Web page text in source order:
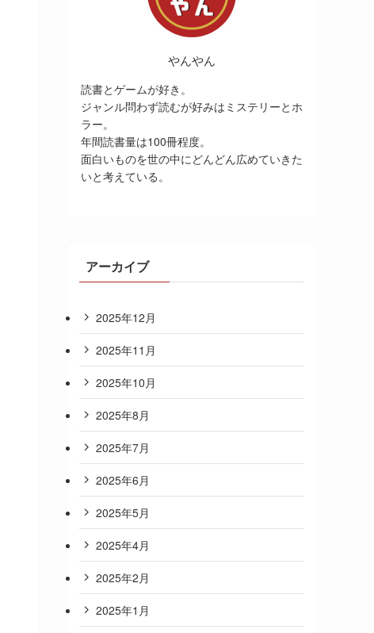
やんやん
読書とゲームが好き。
ジャンル問わず読むが好みはミステリーとホ
ラー。
年間読書量は100冊程度。
面白いものを世の中にどんどん広めていきた
いと考えている。
アーカイブ
2025年12月
2025年11月
2025年10月
2025年8月
2025年7月
2025年6月
2025年5月
2025年4月
2025年2月
2025年1月